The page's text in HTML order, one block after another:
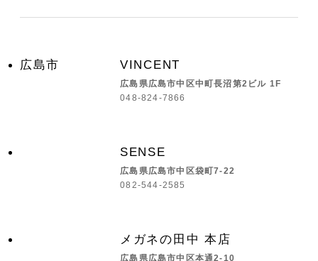
広島市 VINCENT
広島県広島市中区中町長沼第2ビル 1F
048-824-7866
SENSE
広島県広島市中区袋町7-22
082-544-2585
メガネの田中 本店
広島県広島市中区本通2-10